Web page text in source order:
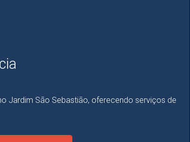
Jardim São Sebastião, oferecendo serviços de